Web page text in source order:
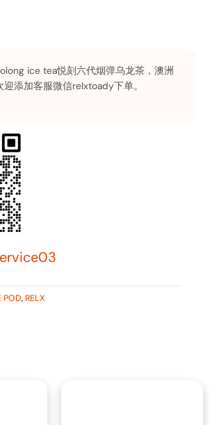
ice tea悦刻六代烟弹乌龙茶，澳洲
添加客服微信relxtoady下单。
POD,RELX